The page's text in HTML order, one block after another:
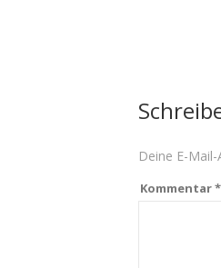
Deine E-
Kommentar*